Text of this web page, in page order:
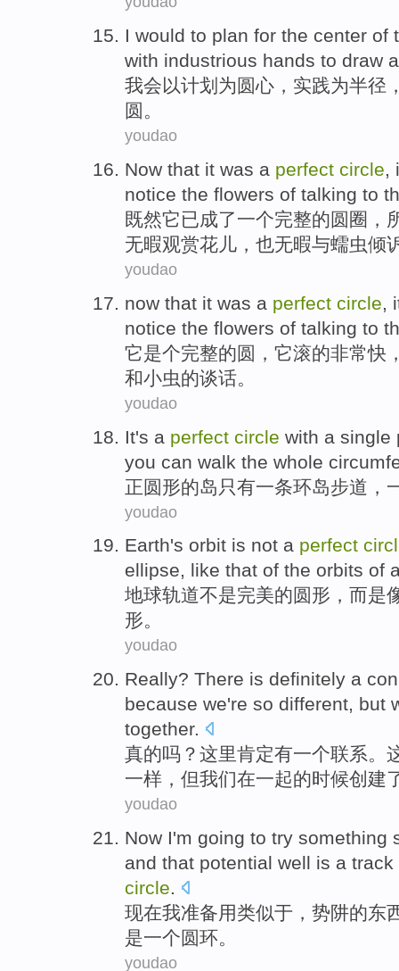
I would to plan for the center of
with industrious hands to draw a
我会以计划 为 圆心 ， 实践为半径
圆 。
youdao
Now that it was a perfect circle,
notice the flowers of talking to
既然它已成了一个完整的圆圈 ，
无暇观赏花儿 ，也无暇与蠕虫倾
youdao
now that it was a perfect circle,
notice the flowers of talking to
它是个完整的圆 ，它滚的非常快
和小虫的谈话。
youdao
It's a perfect circle with a single
you can walk the whole
正圆形的岛只有一条环岛步道，
youdao
Earth's orbit is not a perfect
ellipse, like that of the orbits of
地球轨道不是完美的圆形 ， 而是
形。
youdao
Really? There is definitely a
because we're so different, but
together.
真的吗？ 这里肯定有一个联系。
一样 ， 但我们在一起的时候创建
youdao
Now I'm going to try something
and that potential well is a track
circle.
现在我准备用类似于， 势阱的东
是一个圆环。
youdao